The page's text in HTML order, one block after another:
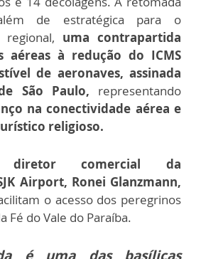
de estratégica para o
regional, uma contrapartida
aéreas à redução do ICMS
de aeronaves, assinada
São Paulo, representando
na conectividade aérea e
religioso.
comercial da
Airport, Ronei Glanzmann,
o acesso dos peregrinos
Fé do Vale do Paraíba.